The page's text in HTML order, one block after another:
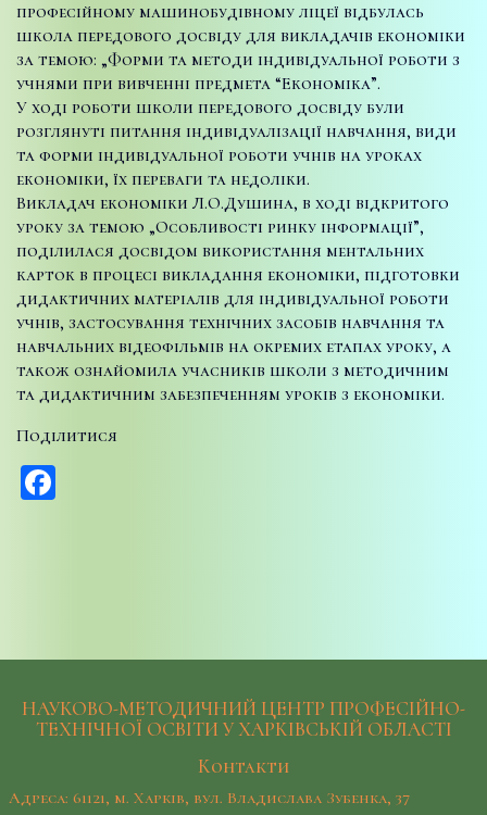
професійному машинобудівному ліцеї відбулась
школа передового досвіду для викладачів економіки
за темою: „Форми та методи індивідуальної роботи з
учнями при вивченні предмета “Економіка”.
У ході роботи школи передового досвіду були
розглянуті питання індивідуалізації навчання, види
та форми індивідуальної роботи учнів на уроках
економіки, їх переваги та недоліки.
Викладач економіки Л.О.Душина, в ході відкритого
уроку за темою „Особливості ринку інформації”,
поділилася досвідом використання ментальних
карток в процесі викладання економіки, підготовки
дидактичних матеріалів для індивідуальної роботи
учнів, застосування технічних засобів навчання та
навчальних відеофільмів на окремих етапах уроку, а
також ознайомила учасників школи з методичним
та дидактичним забезпеченням уроків з економіки.
Поділитися
НАУКОВО-МЕТОДИЧНИЙ ЦЕНТР ПРОФЕСІЙНО-
ТЕХНІЧНОЇ ОСВІТИ У ХАРКІВСЬКІЙ ОБЛАСТІ
Контакти
Адреса: 61121, м. Харків, вул. Владислава Зубенка, 37